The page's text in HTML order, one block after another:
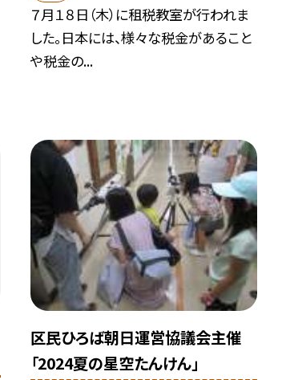
７月１８日（木）に租税教室が行われま
した。日本には、様々な税金があること
や税金の...
区民ひろば朝日運営協議会主催
「2024夏の星空たんけん」